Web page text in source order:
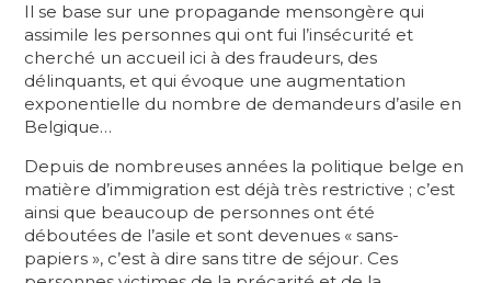
Il se base sur une propagande mensongère qui
assimile les personnes qui ont fui l’insécurité et
cherché un accueil ici à des fraudeurs, des
délinquants, et qui évoque une augmentation
exponentielle du nombre de demandeurs d’asile en
Belgique…
Depuis de nombreuses années la politique belge en
matière d’immigration est déjà très restrictive ; c’est
ainsi que beaucoup de personnes ont été
déboutées de l’asile et sont devenues « sans-
papiers », c’est à dire sans titre de séjour. Ces